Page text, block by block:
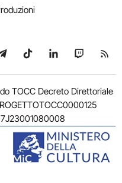
su WhatsApp
su Telegram
Seguici su TikTok
Seguici su
Seguici
TOCC Decreto Direttoriale